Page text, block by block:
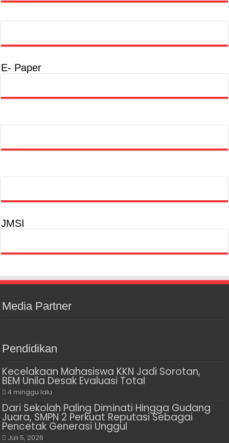
E- Paper
JMSI
Media Partner
Pendidikan
Kecelakaan Mahasiswa KKN Jadi Sorotan,
BEM Unila Desak Evaluasi Total
4 minggu lalu
Dari Sekolah Paling Diminati Hingga Gudang
Juara, SMPN 2 Perkuat Reputasi Sebagai
Pencetak Generasi Unggul
Juli 5, 2026